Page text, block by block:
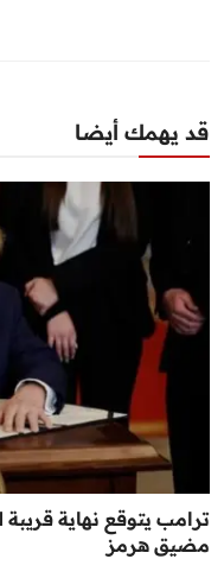
قد يهمك أيضا
ترامب يتوقع نهاية
مضيق هرمز